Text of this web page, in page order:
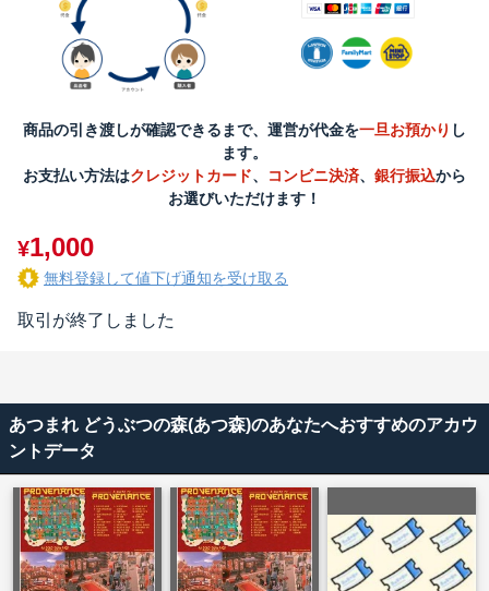
商品の引き渡しが確認できるまで、運営が代金を一旦お預かり し
ます。
お支払い方法はクレジットカード、 コンビニ決済、 銀行振込から
お選びいただけます！
¥1,000
無料登録して値下げ通知を受け取る
取引が終了しました
あつまれ どうぶつの森(あつ森)のあなたへおすすめのアカウ
ントデータ